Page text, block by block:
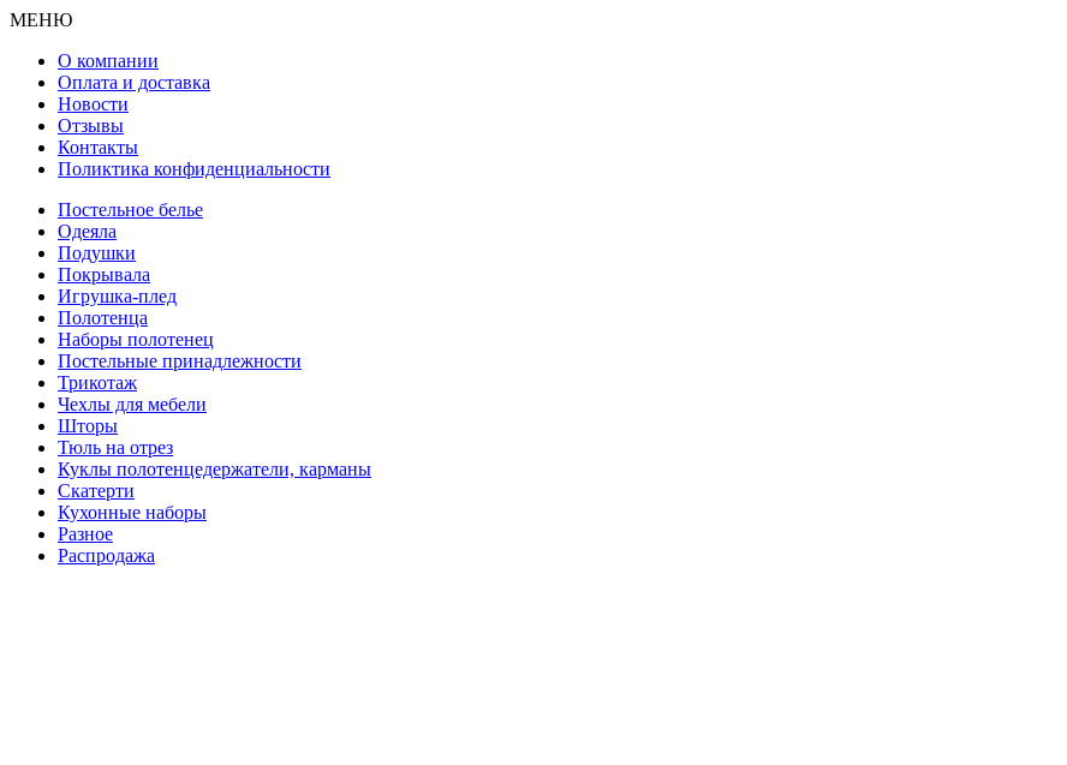
МЕНЮ
О компании
Оплата и доставка
Новости
Отзывы
Контакты
Поликтика конфиденциальности
Постельное белье
Одеяла
Подушки
Покрывала
Игрушка-плед
Полотенца
Наборы полотенец
Постельные принадлежности
Трикотаж
Чехлы для мебели
Шторы
Тюль на отрез
Куклы полотенцедержатели, карманы
Скатерти
Кухонные наборы
Разное
Распродажа